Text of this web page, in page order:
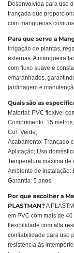
Desenvolvida para uso
trançada que
com mangueiras
Para que serve a
irrigação de plantas,
externas. A mangueira
com fluxo suave e
emaranhados,
jardinagem e
Quais são as
Material: PVC flexível
Comprimento: 15 metros;
Cor: Verde;
Acabamento: Trançado
Aplicação: Uso
Temperatura máxima de
Ambiente de instalação:
Garantia: 5 anos.
Por que escolher a
PLASTMAN?A
em PVC com mais de
flexibilidade com alta
confiabilidade para uso
resistência às